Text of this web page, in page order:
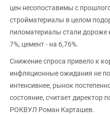
цен несопоставимы с
стройматериалы в целом
пиломатериалы стали дороже
7%, цемент - на 6,76%.
Снижение спроса привело к
инфляционные ожидания не
интенсивнее, рынок
состояние, считает директор
РОКВУЛ Роман Карташев.